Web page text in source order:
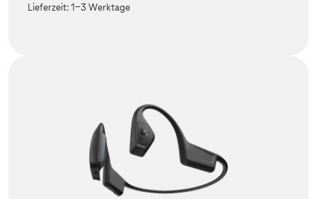
Lieferzeit:1-3 Werktage